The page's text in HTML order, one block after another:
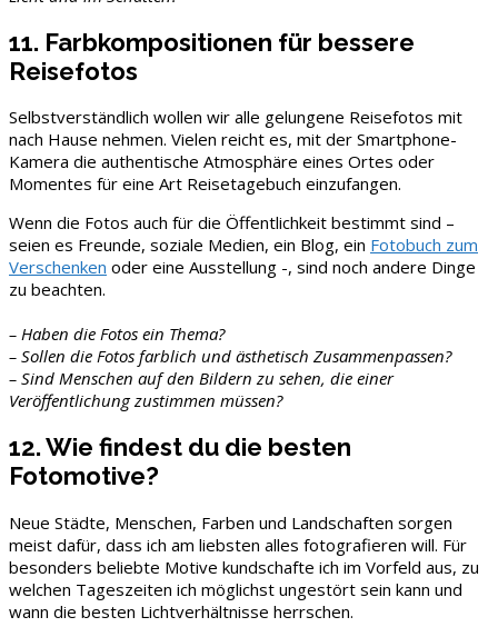
11. Farbkompositionen für bessere
Reisefotos
Selbstverständlich wollen wir alle gelungene Reisefotos mit
nach Hause nehmen. Vielen reicht es, mit der Smartphone-
Kamera die authentische Atmosphäre eines Ortes oder
Momentes für eine Art Reisetagebuch einzufangen.
Wenn die Fotos auch für die Öffentlichkeit bestimmt sind –
seien es Freunde, soziale Medien, ein Blog, ein Fotobuch zum
Verschenken oder eine Ausstellung -, sind noch andere Dinge
zu beachten.
– Haben die Fotos ein Thema?
– Sollen die Fotos farblich und ästhetisch Zusammenpassen?
– Sind Menschen auf den Bildern zu sehen, die einer
Veröffentlichung zustimmen müssen?
12. Wie findest du die besten
Fotomotive?
Neue Städte, Menschen, Farben und Landschaften sorgen
meist dafür, dass ich am liebsten alles fotografieren will. Für
besonders beliebte Motive kundschafte ich im Vorfeld aus, zu
welchen Tageszeiten ich möglichst ungestört sein kann und
wann die besten Lichtverhältnisse herrschen.